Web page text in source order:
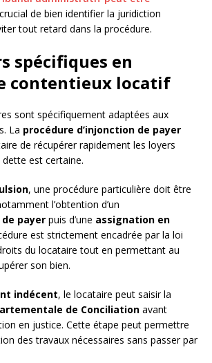
de bien identifier la juridiction
tout retard dans la procédure.
spécifiques en
contentieux locatif
sont spécifiquement adaptées aux
La procédure d’injonction de payer
de récupérer rapidement les loyers
est certaine.
, une procédure particulière doit être
l’obtention d’un
payer puis d’une assignation en
est strictement encadrée par la loi
du locataire tout en permettant au
son bien.
indécent, le locataire peut saisir la
de Conciliation avant
en justice. Cette étape peut permettre
des travaux nécessaires sans passer par